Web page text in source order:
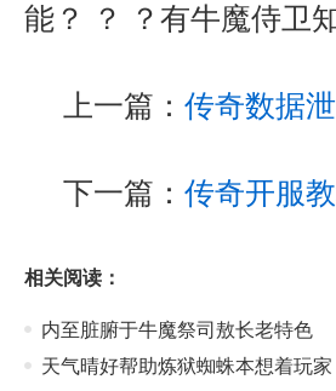
能？ ？ ？有牛魔侍卫
上一篇： 传奇数据
下一篇： 传奇开服
相关阅读：
内至脏腑于牛魔祭司敖长老特色
天气晴好帮助炼狱蜘蛛本想着玩家